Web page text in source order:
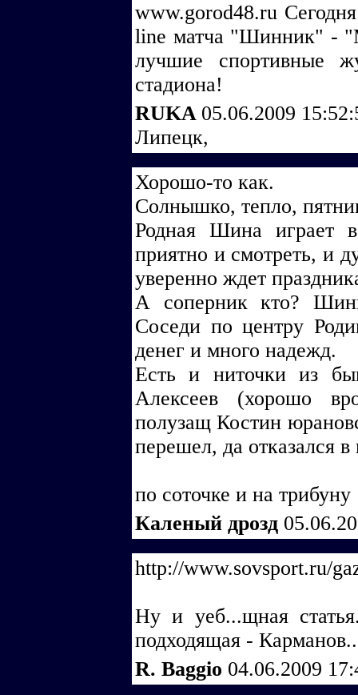
www.gorod48.ru
line матча "Шинник" -
лучшие спортивные
стадиона!
RUKA 05.06.2009
Липецк,
Хорошо-то как.
Солнышко, тепло,
Родная Шина играет
приятно и смотреть, и
уверенно ждет
А соперник кто?
Соседи по центру
денег и много надежд.
Есть и ниточки из
Алексеев (хорошо
полузащ Костин
перешел, да отказался
по соточке и на трибуну
Каленый дрозд
http://www.sovsport.ru/
Ну и уеб...щная
подходящая -
R. Baggio 04.06.2009